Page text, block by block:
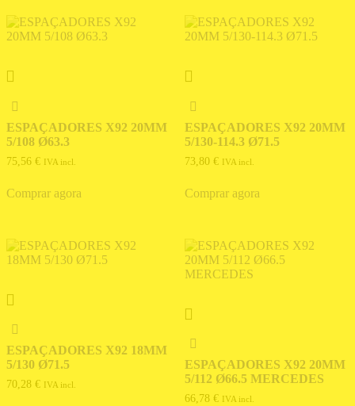
ESPAÇADORES X92 20MM
5/108 Ø63.3
75,56 € IVA incl.
Comprar agora
ESPAÇADORES X92 20MM
5/130-114.3 Ø71.5
73,80 € IVA incl.
Comprar agora
ESPAÇADORES X92 18MM
5/130 Ø71.5
70,28 € IVA incl.
ESPAÇADORES X92 20MM
5/112 Ø66.5 MERCEDES
66,78 € IVA incl.